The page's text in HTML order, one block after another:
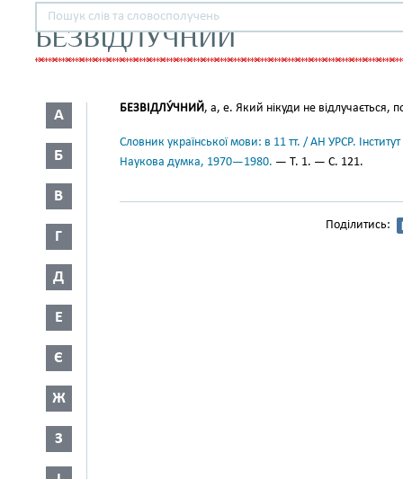
БЕЗВІДЛУЧНИЙ
А
Б
В
Г
Д
Е
Є
Ж
З
БЕЗВІДЛУ́ЧНИЙ, а, е. Який нікуди не відлучається,
Словник української мови: в 11 тт. / АН УРСР.
Наукова думка, 1970—1980. — Т. 1. — С. 121.
Поділитись: